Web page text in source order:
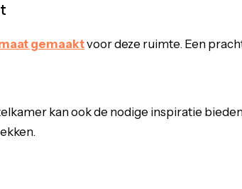
gemaaktvoor deze ruimte. Een
kan ook de nodige inspiratie